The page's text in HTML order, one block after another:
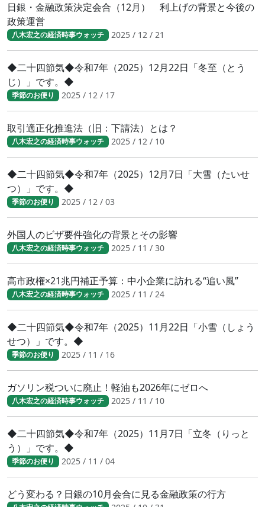
日銀・金融政策決定会合（12月） 利上げの背景と今後の
政策運営
八木宏之の経済時事ウォッチ 2025 / 12 / 21
◆二十四節気◆令和7年（2025）12月22日「冬至（とう
じ）」です。◆
季節のお便り 2025 / 12 / 17
取引適正化推進法（旧：下請法）とは？
八木宏之の経済時事ウォッチ 2025 / 12 / 10
◆二十四節気◆令和7年（2025）12月7日「大雪（たいせ
つ）」です。◆
季節のお便り 2025 / 12 / 03
外国人のビザ要件強化の背景とその影響
八木宏之の経済時事ウォッチ 2025 / 11 / 30
高市政権×21兆円補正予算：中小企業に訪れる“追い風”
八木宏之の経済時事ウォッチ 2025 / 11 / 24
◆二十四節気◆令和7年（2025）11月22日「小雪（しょう
せつ）」です。◆
季節のお便り 2025 / 11 / 16
ガソリン税ついに廃止！軽油も2026年にゼロへ
八木宏之の経済時事ウォッチ 2025 / 11 / 10
◆二十四節気◆令和7年（2025）11月7日「立冬（りっと
う）」です。◆
季節のお便り 2025 / 11 / 04
どう変わる？日銀の10月会合に見る金融政策の行方